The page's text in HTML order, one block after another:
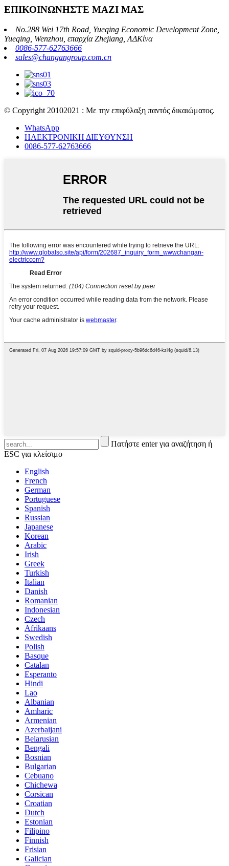
ΕΠΙΚΟΙΝΩΝΗΣΤΕ ΜΑΖΙ ΜΑΣ
No.288 Wei 17th Road, Yueqing Economic Development Zone,
Yueqing, Wenzhou, επαρχία Zhejiang, ΛΔΚίνα
0086-577-62763666
sales@changangroup.com.cn
© Copyright 20102021 : Με την επιφύλαξη παντός δικαιώματος.
WhatsApp
ΗΛΕΚΤΡΟΝΙΚΗ ΔΙΕΥΘΥΝΣΗ
0086-577-62763666
Πατήστε enter για αναζήτηση ή
ESC για κλείσιμο
English
French
German
Portuguese
Spanish
Russian
Japanese
Korean
Arabic
Irish
Greek
Turkish
Italian
Danish
Romanian
Indonesian
Czech
Afrikaans
Swedish
Polish
Basque
Catalan
Esperanto
Hindi
Lao
Albanian
Amharic
Armenian
Azerbaijani
Belarusian
Bengali
Bosnian
Bulgarian
Cebuano
Chichewa
Corsican
Croatian
Dutch
Estonian
Filipino
Finnish
Frisian
Galician